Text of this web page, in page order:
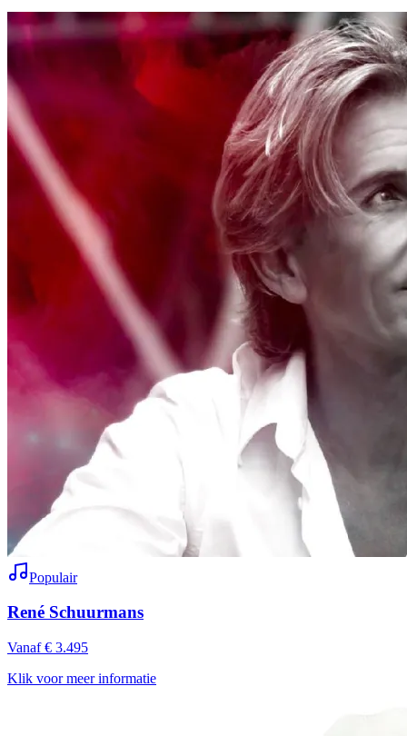
Populair
René Schuurmans
Vanaf € 3.495
Klik voor meer informatie